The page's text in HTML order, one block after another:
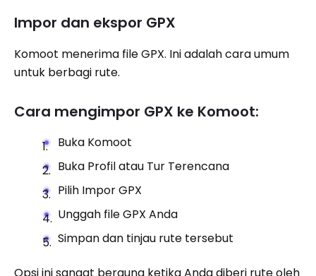
Impor dan ekspor GPX
Komoot menerima file GPX. Ini adalah cara umum
untuk berbagi rute.
Cara mengimpor GPX ke Komoot:
Buka Komoot
Buka Profil atau Tur Terencana
Pilih Impor GPX
Unggah file GPX Anda
Simpan dan tinjau rute tersebut